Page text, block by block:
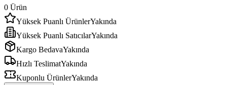
0 Ürün
Yüksek Puanlı ÜrünlerYakında
Yüksek Puanlı SatıcılarYakında
Kargo BedavaYakında
Hızlı TeslimatYakında
Kuponlu ÜrünlerYakında